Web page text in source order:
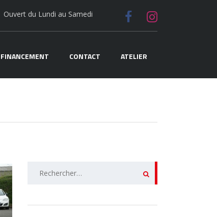
Ouvert du Lundi au Samedi
FINANCEMENT CONTACT ATELIER